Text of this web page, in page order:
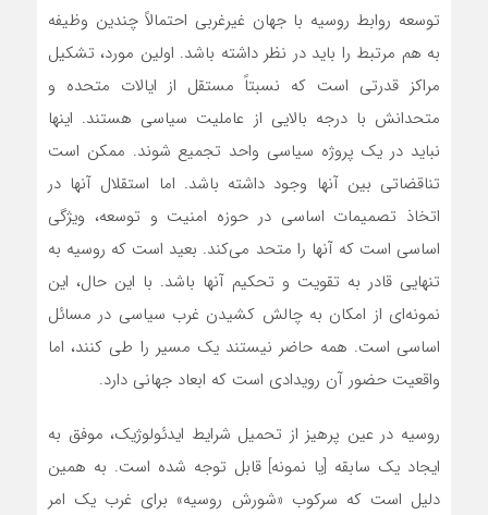
توسعه روابط روسیه با جهان غیرغربی احتمالاً چندین وظیفه
به هم مرتبط را باید در نظر‌ داشته باشد. اولین مورد، تشکیل
مراکز قدرتی است که نسبتاً مستقل از ایالات متحده و
متحدانش با درجه بالایی از عاملیت سیاسی هستند. اینها
نباید در یک پروژه سیاسی واحد تجمیع شوند. ممکن است
تناقضاتی بین آنها وجود داشته باشد. اما استقلال آنها در
اتخاذ تصمیمات اساسی در حوزه امنیت و توسعه، ویژگی
اساسی است که آنها را متحد‌ می‌کند. بعید است که روسیه به
تنهایی قادر به تقویت و تحکیم آنها باشد. با این حال، این
نمونه‌ای از امکان به چالش کشیدن غرب سیاسی در مسائل
اساسی است. همه حاضر نیستند یک مسیر را طی کنند، اما
واقعیت حضور آن رویدادی است که ابعاد جهانی دارد.
روسیه در عین پرهیز از تحمیل شرایط ایدئولوژیک، موفق به
ایجاد یک سابقه [یا نمونه] قابل توجه شده است. به همین
دلیل است که سرکوب «شورش روسیه» برای غرب یک امر